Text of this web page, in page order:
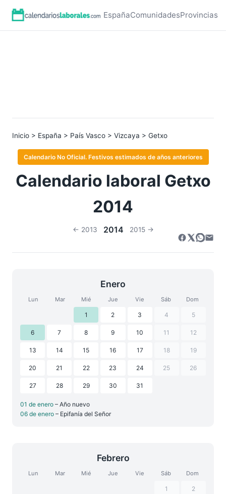
EspañaComunidadesProvincias
Inicio > España > País Vasco > Vizcaya > Getxo
Calendario No Oficial. Festivos estimados de años anteriores
Calendario laboral Getxo
2014
← 2013 2014 2015 →
Enero
Lun Mar Mié Jue Vie Sáb Dom
1 2 3 4 5
6 7 8 9 10 11 12
13 14 15 16 17 18 19
20 21 22 23 24 25 26
27 28 29 30 31
01 de enero – Año nuevo
06 de enero – Epifanía del Señor
Febrero
Lun Mar Mié Jue Vie Sáb Dom
1 2